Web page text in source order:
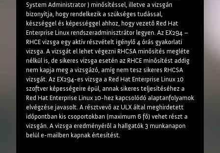
System Administrator ) minősítéssel, illetve a vizsgán
bizonyítja, hogy rendelkezik a szükséges tudással,
készséggel és képességgel ahhoz, hogy vezető Red Hat
Enterprise Linux rendszeradminisztrátor legyen. Az EX294 –
RHCE vizsga egy aktív részvételt igénylő 4 órás gyakorlati
vizsga. A vizsgát el lehet végezni RHCSA minősítés megléte
nélkül is, de sikeres vizsga esetén az RHCE minősítést addig
nem kapja meg a vizsgázó, amíg nem tesz sikeres RHCSA
vizsgát. Az EX294-es vizsga a Red Hat Enterprise Linux 10
szoftver képességeire épül, annak sikeres teljesítéséhez a
Red Hat Enterprise Linux 10-hez kapcsolódó alaptanfolyamok
elvégzése javasolt. A résztvevő az ULX által meghirdetett
időpontban kis csoportokban (maximum 6 fő) vehet részt a
vizsgán. A vizsga eredményéről a hallgatók 3 munkanapon
belül e-mailben kapnak értesítést.